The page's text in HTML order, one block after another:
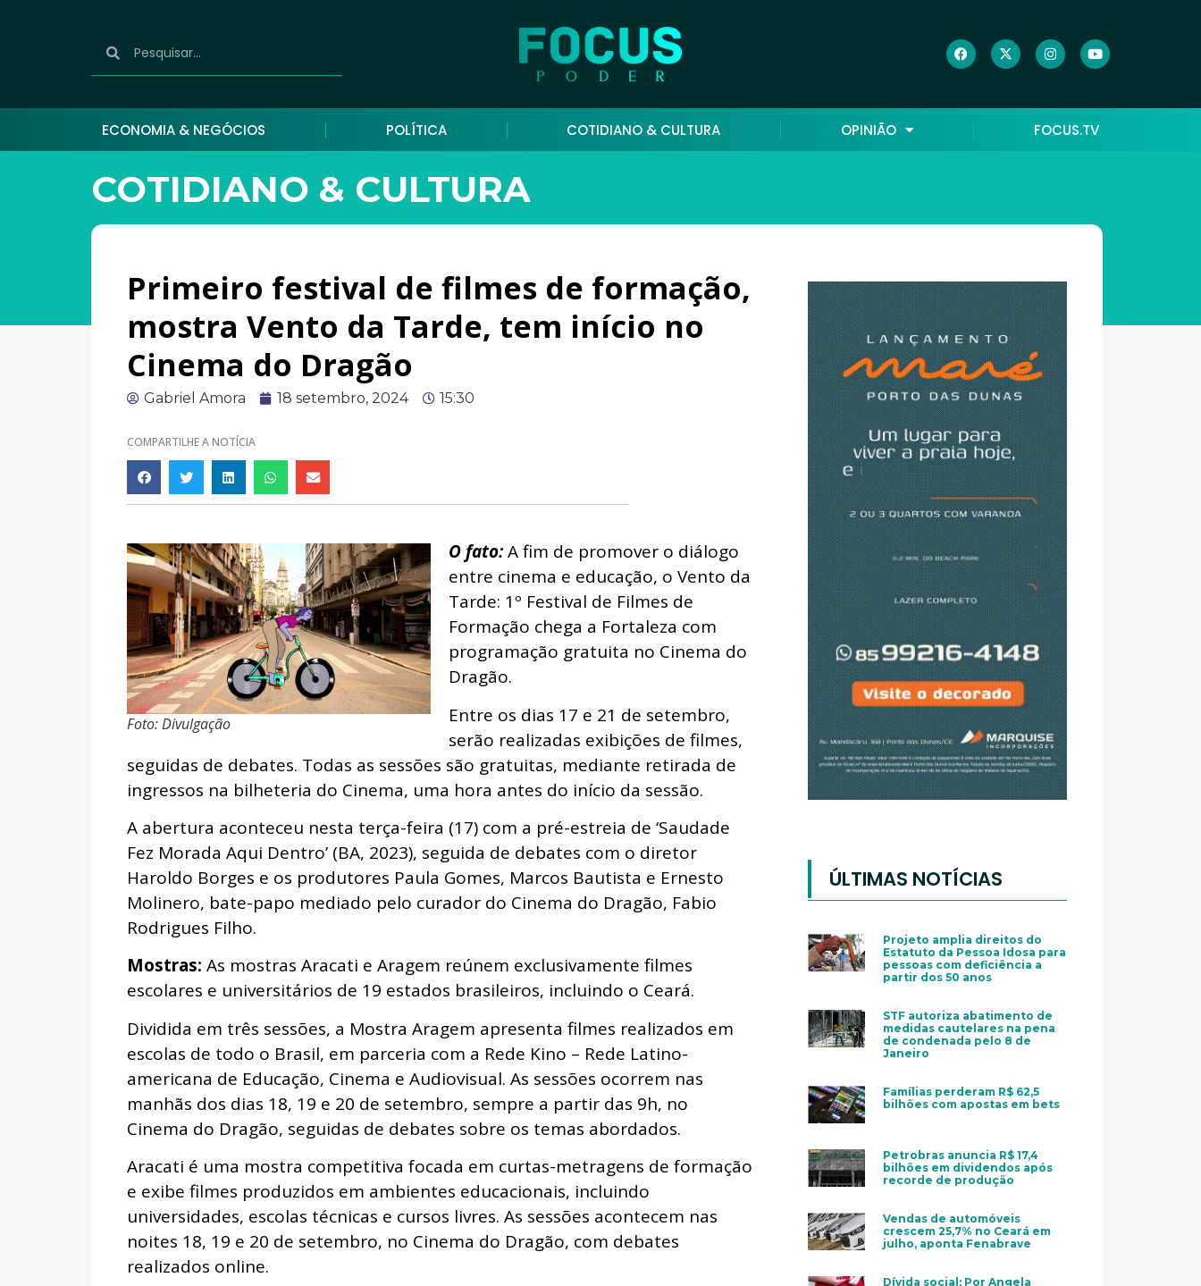
ECONOMIA & NEGÓCIOS POLÍTICA COTIDIANO & CULTURA OPINIÃO FOCUS.TV
COTIDIANO & CULTURA
Primeiro festival de filmes de formação,
mostra Vento da Tarde, tem início no
Cinema do Dragão
Gabriel Amora 18 setembro, 2024 15:30
COMPARTILHE A NOTÍCIA
Foto: Divulgação
O fato:A fim de promover o diálogo
entre cinema e educação, o Vento da
Tarde: 1º Festival de Filmes de
Formação chega a Fortaleza com
programação gratuita no Cinema do
Dragão.
Entre os dias 17 e 21 de setembro,
serão realizadas exibições de filmes,
seguidas de debates. Todas as sessões são gratuitas, mediante retirada de
ingressos na bilheteria do Cinema, uma hora antes do início da sessão.
A abertura aconteceu nesta terça-feira (17) com a pré-estreia de ‘Saudade
Fez Morada Aqui Dentro’ (BA, 2023), seguida de debates com o diretor
Haroldo Borges e os produtores Paula Gomes, Marcos Bautista e Ernesto
Molinero, bate-papo mediado pelo curador do Cinema do Dragão, Fabio
Rodrigues Filho.
Mostras: As mostras Aracati e Aragem reúnem exclusivamente filmes
escolares e universitários de 19 estados brasileiros, incluindo o Ceará.
Dividida em três sessões, a Mostra Aragem apresenta filmes realizados em
escolas de todo o Brasil, em parceria com a Rede Kino – Rede Latino-
americana de Educação, Cinema e Audiovisual. As sessões ocorrem nas
manhãs dos dias 18, 19 e 20 de setembro, sempre a partir das 9h, no
Cinema do Dragão, seguidas de debates sobre os temas abordados.
Aracati é uma mostra competitiva focada em curtas-metragens de formação
e exibe filmes produzidos em ambientes educacionais, incluindo
universidades, escolas técnicas e cursos livres. As sessões acontecem nas
noites 18, 19 e 20 de setembro, no Cinema do Dragão, com debates
realizados online.
ÚLTIMAS NOTÍCIAS
Projeto amplia direitos do
Estatuto da Pessoa Idosa para
pessoas com deficiência a
partir dos 50 anos
STF autoriza abatimento de
medidas cautelares na pena
de condenada pelo 8 de
Janeiro
Famílias perderam R$ 62,5
bilhões com apostas em bets
Petrobras anuncia R$ 17,4
bilhões em dividendos após
recorde de produção
Vendas de automóveis
crescem 25,7% no Ceará em
julho, aponta Fenabrave
Dívida social; Por Angela